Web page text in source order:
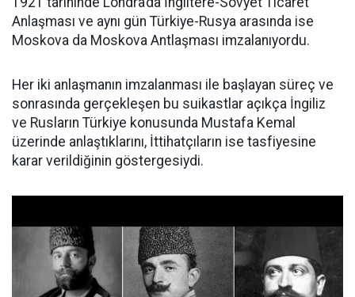
Anlaşması ve aynı gün Türkiye-Rusya arasında ise
Moskova da Moskova Antlaşması imzalanıyordu.
Her iki anlaşmanın imzalanması ile başlayan süreç ve
sonrasında gerçekleşen bu suikastlar açıkça İngiliz
ve Rusların Türkiye konusunda Mustafa Kemal
üzerinde anlaştıklarını, İttihatçıların ise tasfiyesine
karar verildiğinin göstergesiydi.